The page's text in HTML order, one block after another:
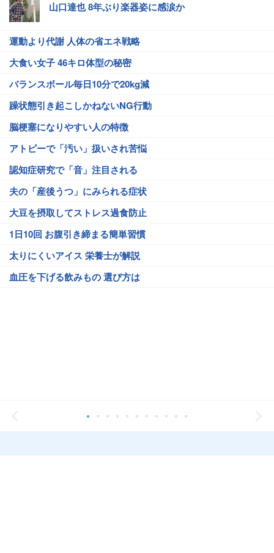
山口達也 8年ぶり楽器姿に感涙か
運動より代謝 人体の省エネ戦略
大食い女子 46キロ体型の秘密
バランスボール毎日10分で20kg減
躁状態引き起こしかねないNG行動
脳梗塞になりやすい人の特徴
アトピーで「汚い」扱いされ苦悩
認知症研究で「音」注目される
夫の「産後うつ」にみられる症状
大豆を摂取してストレス過食防止
1日10回 お腹引き締まる簡単習慣
太りにくいアイス 栄養士が解説
血圧を下げる飲みもの 選び方は